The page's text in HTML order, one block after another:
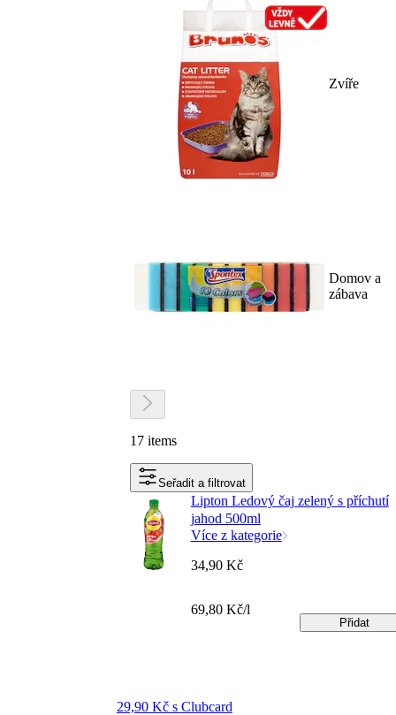
Zvíře
Domov a
zábava
17 items
Seřadit a filtrovat
Lipton Ledový čaj zelený s příchutí
jahod 500ml
Více z kategorie
29,90 Kč s Clubcard
34,90 Kč
69,80 Kč/l
Přidat